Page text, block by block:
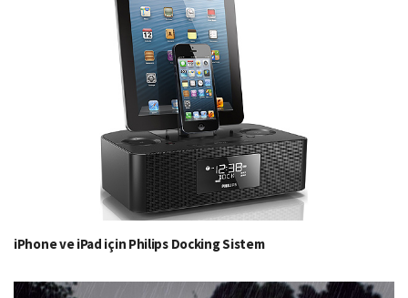
iPhone ve iPad için Philips Docking Sistem